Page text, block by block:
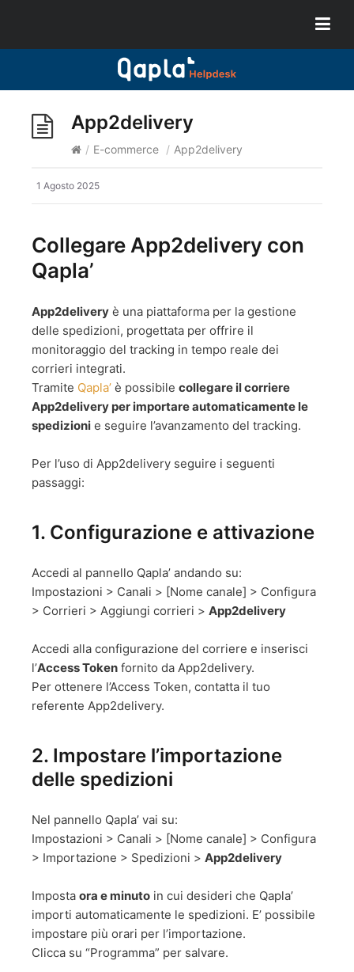
App2delivery
/ E-commerce / App2delivery
1 Agosto 2025
Collegare App2delivery con
Qapla’
App2delivery è una piattaforma per la gestione
delle spedizioni, progettata per offrire il
monitoraggio del tracking in tempo reale dei
corrieri integrati.
Tramite Qapla’ è possibile collegare il corriere
App2delivery per importare automaticamente le
spedizioni e seguire l’avanzamento del tracking.
Per l’uso di App2delivery seguire i seguenti
passaggi:
1. Configurazione e attivazione
Accedi al pannello Qapla’ andando su:
Impostazioni > Canali > [Nome canale] > Configura
> Corrieri > Aggiungi corrieri > App2delivery
Accedi alla configurazione del corriere e inserisci
l’Access Token fornito da App2delivery.
Per ottenere l’Access Token, contatta il tuo
referente App2delivery.
2. Impostare l’importazione
delle spedizioni
Nel pannello Qapla’ vai su:
Impostazioni > Canali > [Nome canale] > Configura
> Importazione > Spedizioni > App2delivery
Imposta ora e minuto in cui desideri che Qapla’
importi automaticamente le spedizioni. E’ possibile
impostare più orari per l’importazione.
Clicca su “Programma” per salvare.